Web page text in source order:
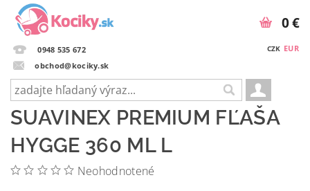
0948 535 672
obchod@kociky.sk
CZK EUR
0 €
SUAVINEX PREMIUM FĽAŠA
HYGGE 360 ML L
Neohodnotené